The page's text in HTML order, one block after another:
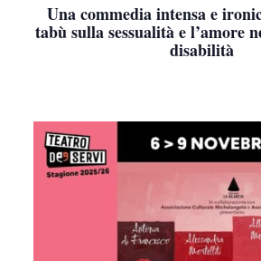
Una commedia intensa e
tabù sulla sessualità e l’amore
disabilità